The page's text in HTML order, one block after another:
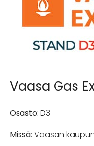
Vaasa Gas
Osasto: D3
Missä: Vaasan